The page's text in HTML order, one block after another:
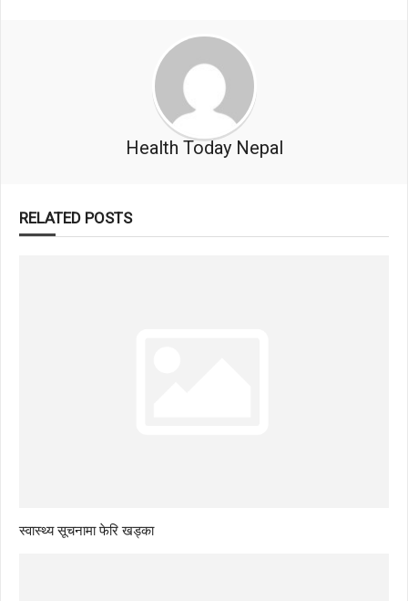
Health Today Nepal
RELATED POSTS
स्वास्थ्य सूचनामा फेरि खड्का